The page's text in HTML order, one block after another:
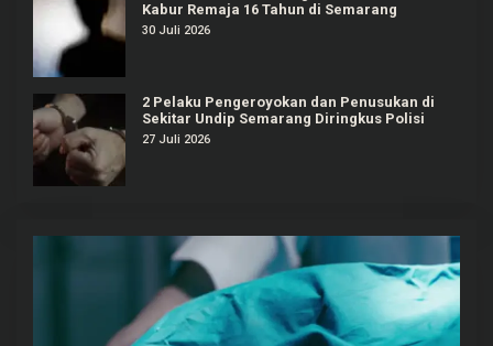
Kabur Remaja 16 Tahun di Semarang
30 Juli 2026
2 Pelaku Pengeroyokan dan Penusukan di
Sekitar Undip Semarang Diringkus Polisi
27 Juli 2026